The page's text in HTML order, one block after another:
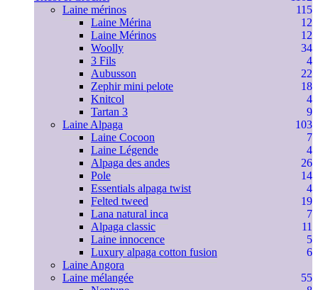
Laine mérinos
115
Laine Mérina
12
Laine Mérinos
12
Woolly
34
3 Fils
4
Aubusson
22
Zephir mini pelote
18
Knitcol
4
Tartan 3
9
Laine Alpaga
103
Laine Cocoon
7
Laine Légende
4
Alpaga des andes
26
Pole
14
Essentials alpaga twist
4
Felted tweed
19
Lana natural inca
7
Alpaga classic
11
Laine innocence
5
Luxury alpaga cotton fusion
6
Laine Angora
Laine mélangée
55